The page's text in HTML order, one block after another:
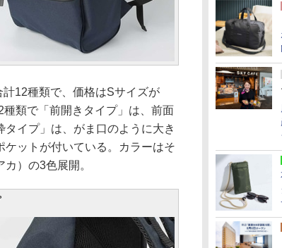
12種類で、価格はSサイズが
類で「前開きタイプ」は、前面
イプ」は、がま口のように大き
ケットが付いている。カラーはそ
）の3色展開。